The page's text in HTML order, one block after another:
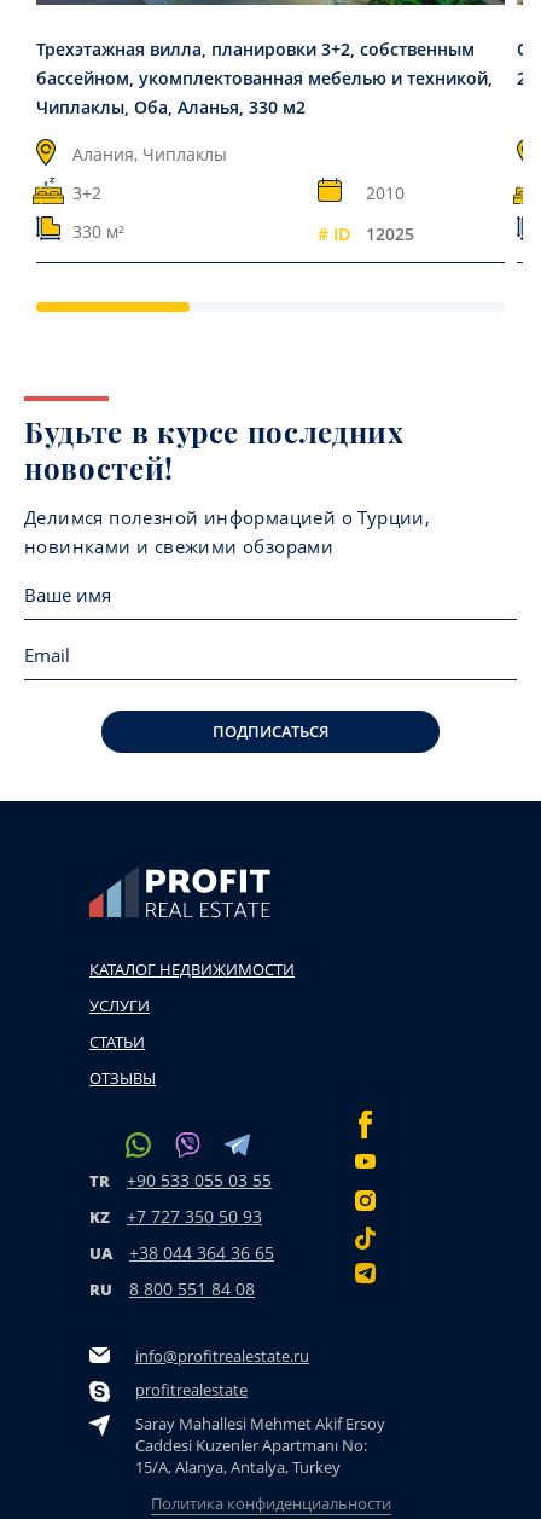
Трехэтажная вилла, планировки 3+2, собственным
бассейном, укомплектованная мебелью и техникой,
Чиплаклы, Оба, Аланья, 330 м2
Алания, Чиплаклы
3+2
2010
330 м²
# ID 12025
Будьте в курсе последних
новостей!
Делимся полезной информацией о Турции,
новинками и свежими обзорами
ПОДПИСАТЬСЯ
КАТАЛОГ НЕДВИЖИМОСТИ
УСЛУГИ
СТАТЬИ
ОТЗЫВЫ
TR +90 533 055 03 55
KZ +7 727 350 50 93
UA +38 044 364 36 65
RU 8 800 551 84 08
info@profitrealestate.ru
profitrealestate
Saray Mahallesi Mehmet Akif Ersoy
Caddesi Kuzenler Apartmanı No:
15/A, Alanya, Antalya, Turkey
Политика конфиденциальности